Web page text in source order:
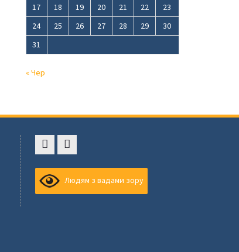
17
18 19 20 21 22
23
24
25 26 27 28 29
30
31
« Чер
Людям з вадами зору